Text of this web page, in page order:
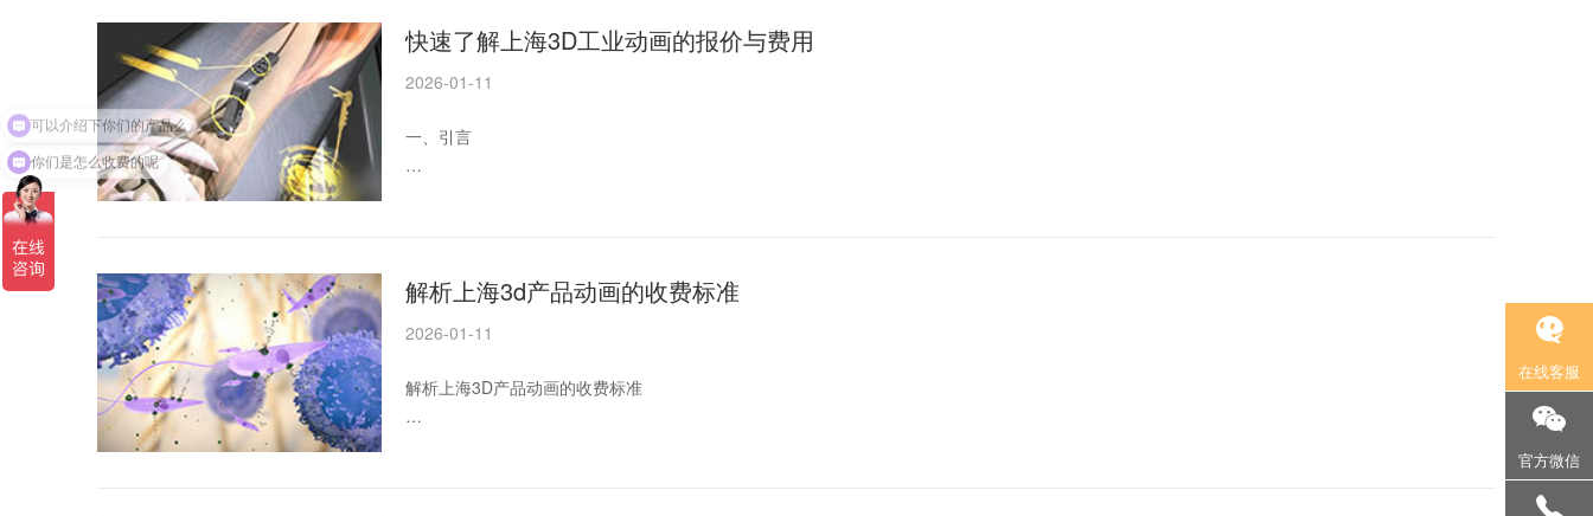
动画服务提供商。然而，如何在众多的服务提供商中挑选出性价比高的服务，是许多企业所面临的问题。本文将就如何寻找性价比高的上海3D工业动
画服务进行探讨，帮助企业更好地选择合适的服务提供商。
快速了解上海3D工业动画的报价与费用
2026-01-11
一、引言
二、3D工业动画的基本概念
3D工业动画是一种利用三维技术制作的动画形式，常用于工业产品的展示、工艺流程的演示、企业宣传等方面。它具有直观、生动、形象的特点，能
解析上海3d产品动画的收费标准
2026-01-11
解析上海3D产品动画的收费标准
在线客服
官方微信
你们是怎么收费的呢